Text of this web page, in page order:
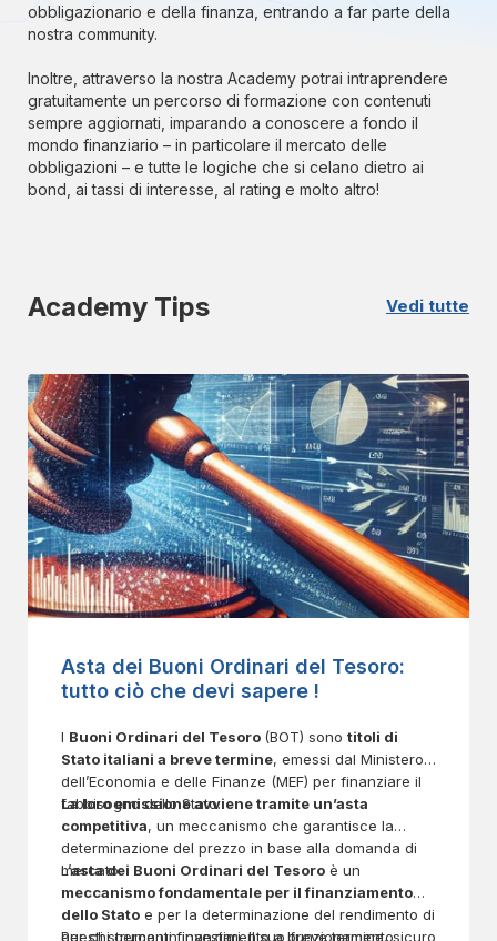
obbligazionario e della finanza, entrando a far parte della
nostra community.
Inoltre, attraverso la nostra Academy potrai intraprendere
gratuitamente un percorso di formazione con contenuti
sempre aggiornati, imparando a conoscere a fondo il
mondo finanziario – in particolare il mercato delle
obbligazioni – e tutte le logiche che si celano dietro ai
bond, ai tassi di interesse, al rating e molto altro!
Academy Tips Vedi tutte
Asta dei Buoni Ordinari del Tesoro:
tutto ciò che devi sapere !
I Buoni Ordinari del Tesoro (BOT) sono titoli di
Stato italiani a breve termine, emessi dal Ministero
dell’Economia e delle Finanze (MEF) per finanziare il
fabbisogno dello Stato.
La loro emissione avviene tramite un’asta
competitiva, un meccanismo che garantisce la
determinazione del prezzo in base alla domanda di
mercato.
L’asta dei Buoni Ordinari del Tesoro è un
meccanismo fondamentale per il finanziamento
dello Stato e per la determinazione del rendimento di
questi strumenti finanziari. Il suo funzionamento
Per chi cerca un investimento a breve termine, sicuro